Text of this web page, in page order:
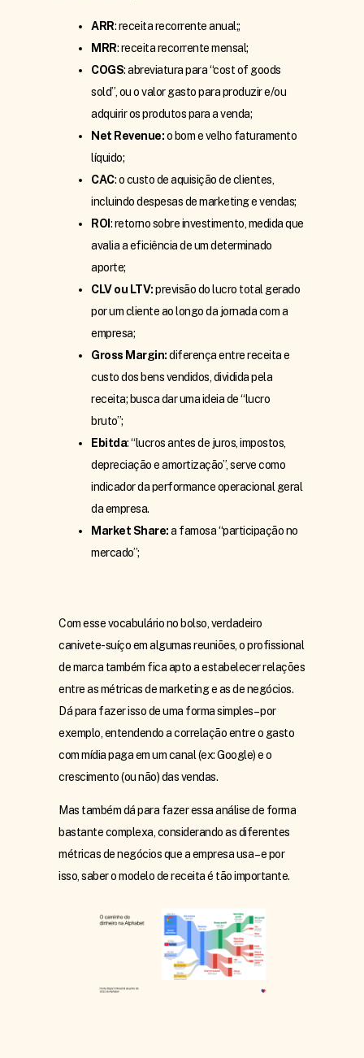
ARR: receita recorrente anual;;
MRR: receita recorrente mensal;
COGS: abreviatura para “cost of goods
sold”, ou o valor gasto para produzir e/ou
adquirir os produtos para a venda;
Net Revenue:o bom e velho faturamento
líquido;
CAC: o custo de aquisição de clientes,
incluindo despesas de marketing e vendas;
ROI : retorno sobre investimento, medida que
avalia a eficiência de um determinado
aporte;
CLV ou LTV:previsão do lucro total gerado
por um cliente ao longo da jornada com a
empresa;
Gross Margin:diferença entre receita e
custo dos bens vendidos, dividida pela
receita; busca dar uma ideia de “lucro
bruto”;
Ebitda: “lucros antes de juros, impostos,
depreciação e amortização”, serve como
indicador da performance operacional geral
da empresa.
Market Share:a famosa “participação no
mercado”;
Com esse vocabulário no bolso, verdadeiro
canivete-suíço em algumas reuniões, o profissional
de marca também fica apto a estabelecer relações
entre as métricas de marketing e as de negócios.
Dá para fazer isso de uma forma simples – por
exemplo, entendendo a correlação entre o gasto
com mídia paga em um canal (ex: Google) e o
crescimento (ou não) das vendas.
Mas também dá para fazer essa análise de forma
bastante complexa, considerando as diferentes
métricas de negócios que a empresa usa – e por
isso, saber o modelo de receita é tão importante.